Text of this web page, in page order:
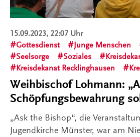
15.09.2023, 22:07 Uhr
Gottesdienst
Junge Menschen
Seelsorge
Soziales
Kreisdekanat Recklinghausen
Weihbischof Lohmann:
Schöpfungsbewahrung
„Ask the Bishop“, die
Jugendkirche Münster, war am